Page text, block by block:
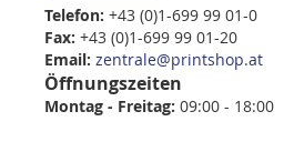
Telefon: +43 (0)1-699 99 01-0
Fax: +43 (0)1-699 99 01-20
Email: zentrale@printshop.at
Öffnungszeiten
Montag - Freitag: 09:00 - 18:00